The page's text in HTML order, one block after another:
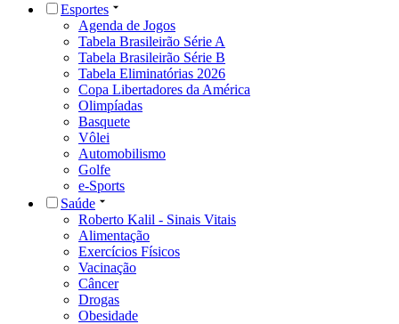
Esportes
Agenda de Jogos
Tabela Brasileirão Série A
Tabela Brasileirão Série B
Tabela Eliminatórias 2026
Copa Libertadores da América
Olimpíadas
Basquete
Vôlei
Automobilismo
Golfe
e-Sports
Saúde
Roberto Kalil - Sinais Vitais
Alimentação
Exercícios Físicos
Vacinação
Câncer
Drogas
Obesidade